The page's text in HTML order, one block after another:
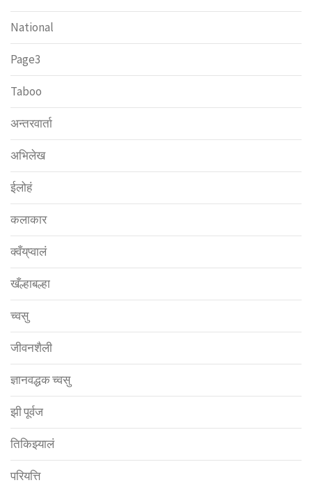
National
Page3
Taboo
अन्तरवार्ता
अभिलेख
ईलोहं
कलाकार
क्वँय्‌प्वालं
खँल्हाबल्हा
च्वसु
जीवनशैली
ज्ञानवद्धक च्वसु
झी पूर्वज
तिकिझ्यालं
परियत्ति